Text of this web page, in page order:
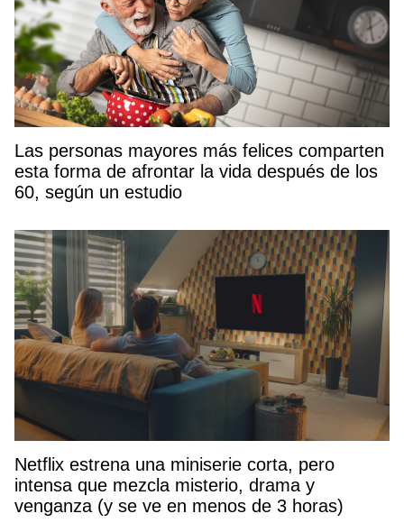
Las personas mayores más felices comparten
esta forma de afrontar la vida después de los
60, según un estudio
Netflix estrena una miniserie corta, pero
intensa que mezcla misterio, drama y
venganza (y se ve en menos de 3 horas)